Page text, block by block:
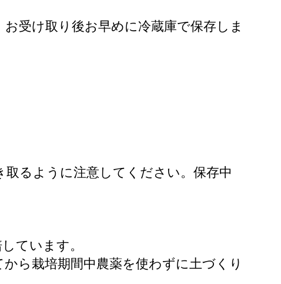
受け取り後お早めに冷蔵庫で保存しま
るように注意してください。保存中
ています。
ら栽培期間中農薬を使わずに土づくり